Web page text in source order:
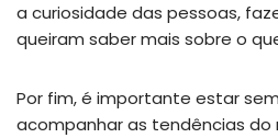
a curiosidade das pessoas,
queiram saber mais sobre o
Por fim, é importante estar
acompanhar as tendências do